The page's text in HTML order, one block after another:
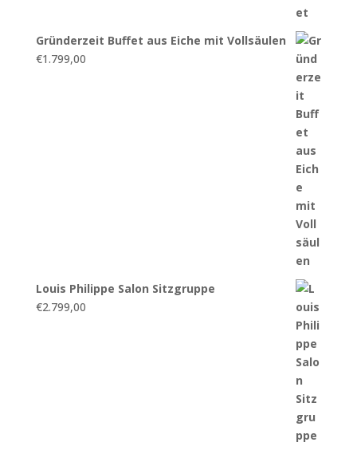
Gründerzeit Buffet aus Eiche mit Vollsäulen
€1.799,00
Louis Philippe Salon Sitzgruppe
€2.799,00